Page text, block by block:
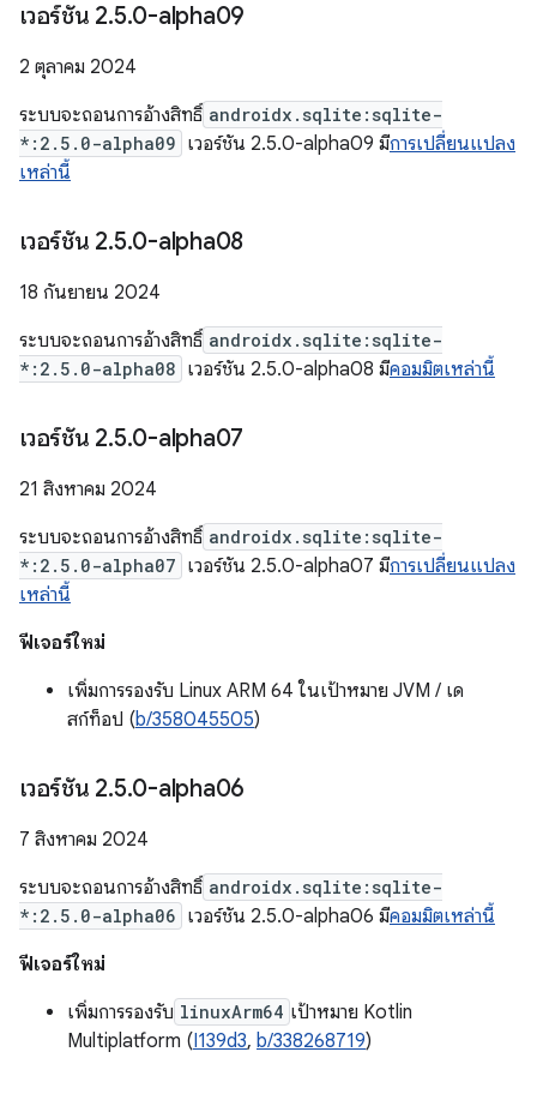
เวอร์ชัน 2.5.0-alpha09
2 ตุลาคม 2024
ระบบจะถอนการอ้างสิทธิ์ androidx.sqlite:sqlite-
*:2.5.0-alpha09 เวอร์ชัน 2.5.0-alpha09 มีการเปลี่ยนแปลง
เหล่านี้
เวอร์ชัน 2.5.0-alpha08
18 กันยายน 2024
ระบบจะถอนการอ้างสิทธิ์ androidx.sqlite:sqlite-
*:2.5.0-alpha08 เวอร์ชัน 2.5.0-alpha08 มีคอมมิตเหล่านี้
เวอร์ชัน 2.5.0-alpha07
21 สิงหาคม 2024
ระบบจะถอนการอ้างสิทธิ์ androidx.sqlite:sqlite-
*:2.5.0-alpha07 เวอร์ชัน 2.5.0-alpha07 มีการเปลี่ยนแปลง
เหล่านี้
ฟีเจอร์ใหม่
เพิ่มการรองรับ Linux ARM 64 ในเป้าหมาย JVM / เด
สก์ท็อป (b/358045505)
เวอร์ชัน 2.5.0-alpha06
7 สิงหาคม 2024
ระบบจะถอนการอ้างสิทธิ์ androidx.sqlite:sqlite-
*:2.5.0-alpha06 เวอร์ชัน 2.5.0-alpha06 มีคอมมิตเหล่านี้
ฟีเจอร์ใหม่
เพิ่มการรองรับ linuxArm64 เป้าหมาย Kotlin
Multiplatform (I139d3, b/338268719)